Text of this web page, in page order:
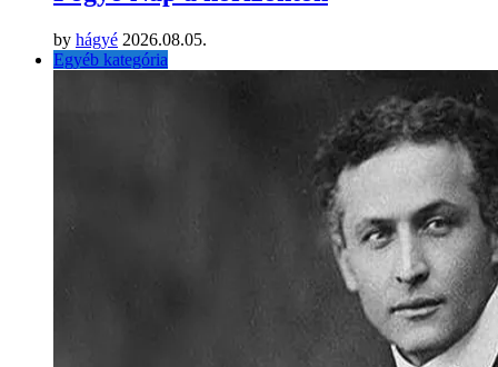
by hágyé 2026.08.05.
Egyéb kategória